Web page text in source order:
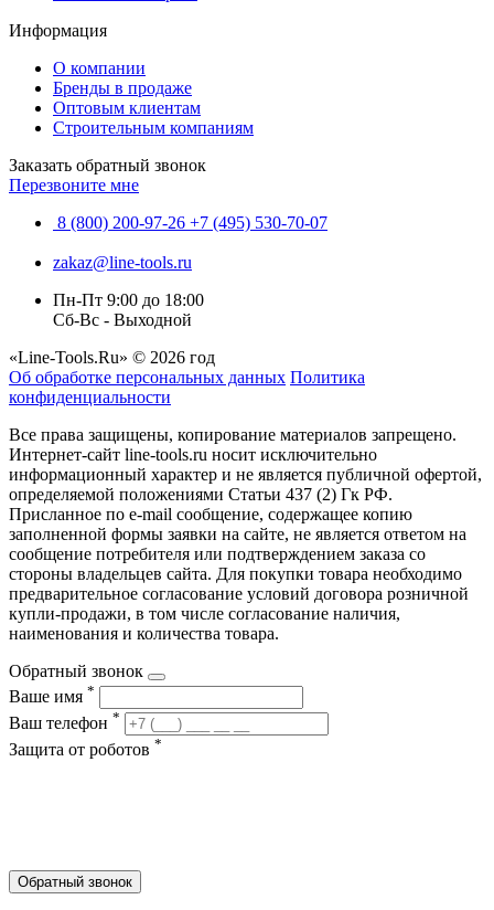
Информация
О компании
Бренды в продаже
Оптовым клиентам
Строительным компаниям
Заказать обратный звонок
Перезвоните мне
8 (800) 200-97-26 +7 (495) 530-70-07
zakaz@line-tools.ru
Пн-Пт 9:00 до 18:00
Сб-Вс - Выходной
«Line-Tools.Ru» © 2026 год
Об обработке персональных данных Политика
конфиденциальности
Все права защищены, копирование материалов запрещено.
Интернет-сайт line-tools.ru носит исключительно
информационный характер и не является публичной офертой,
определяемой положениями Статьи 437 (2) Гк РФ.
Присланное по e-mail сообщение, содержащее копию
заполненной формы заявки на сайте, не является ответом на
сообщение потребителя или подтверждением заказа со
стороны владельцев сайта. Для покупки товара необходимо
предварительное согласование условий договора розничной
купли-продажи, в том числе согласование наличия,
наименования и количества товара.
Обратный звонок
Ваше имя *
Ваш телефон *
Защита от роботов *
Обратный звонок